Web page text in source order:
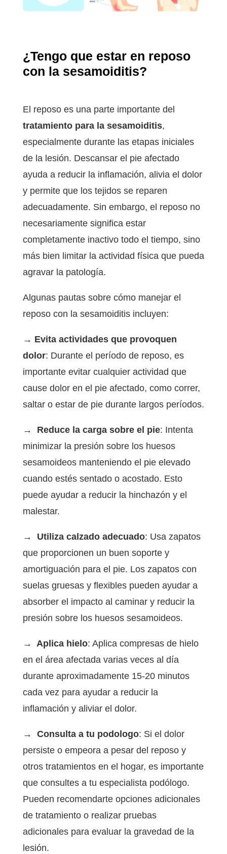
¿Tengo que estar en reposo
con la sesamoiditis?
El reposo es una parte importante del
tratamiento para la sesamoiditis,
especialmente durante las etapas iniciales
de la lesión. Descansar el pie afectado
ayuda a reducir la inflamación, alivia el dolor
y permite que los tejidos se reparen
adecuadamente. Sin embargo, el reposo no
necesariamente significa estar
completamente inactivo todo el tiempo, sino
más bien limitar la actividad física que pueda
agravar la patología.
Algunas pautas sobre cómo manejar el
reposo con la sesamoiditis incluyen:
→ Evita actividades que provoquen
dolor: Durante el período de reposo, es
importante evitar cualquier actividad que
cause dolor en el pie afectado, como correr,
saltar o estar de pie durante largos períodos.
→ Reduce la carga sobre el pie: Intenta
minimizar la presión sobre los huesos
sesamoideos manteniendo el pie elevado
cuando estés sentado o acostado. Esto
puede ayudar a reducir la hinchazón y el
malestar.
→ Utiliza calzado adecuado: Usa zapatos
que proporcionen un buen soporte y
amortiguación para el pie. Los zapatos con
suelas gruesas y flexibles pueden ayudar a
absorber el impacto al caminar y reducir la
presión sobre los huesos sesamoideos.
→ Aplica hielo: Aplica compresas de hielo
en el área afectada varias veces al día
durante aproximadamente 15-20 minutos
cada vez para ayudar a reducir la
inflamación y aliviar el dolor.
→ Consulta a tu podologo: Si el dolor
persiste o empeora a pesar del reposo y
otros tratamientos en el hogar, es importante
que consultes a tu especialista podólogo.
Pueden recomendarte opciones adicionales
de tratamiento o realizar pruebas
adicionales para evaluar la gravedad de la
lesión.